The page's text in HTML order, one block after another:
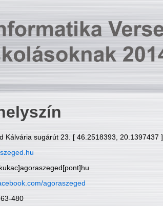
Kálvária sugárút 23. [ 46.2518393, 20.1397437 ]
agoraszeged
480